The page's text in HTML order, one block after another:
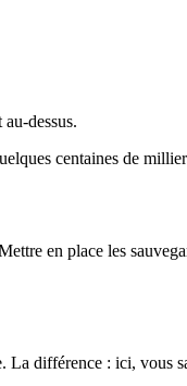
dessus.
centaines de
en place les
La différence : ici, vous